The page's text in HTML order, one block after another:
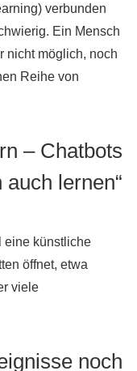
verbunden
Ein Mensch
nicht möglich, noch
Reihe von
– Chatbots
auch lernen“
eine künstliche
öffnet, etwa
viele
noch